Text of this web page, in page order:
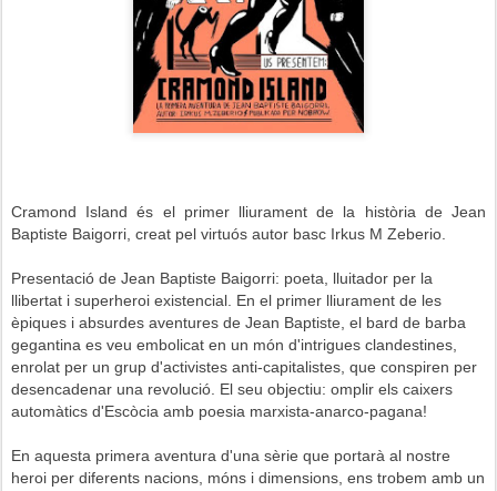
Cramond Island és el primer lliurament de la història de Jean
Baptiste Baigorri, creat pel virtuós autor basc Irkus M Zeberio.
Presentació de Jean Baptiste Baigorri: poeta, lluitador per la
llibertat i superheroi existencial. En el primer lliurament de les
èpiques i absurdes aventures de Jean Baptiste, el bard de barba
gegantina es veu embolicat en un món d'intrigues clandestines,
enrolat per un grup d'activistes anti-capitalistes, que conspiren per
desencadenar una revolució. El seu objectiu: omplir els caixers
automàtics d'Escòcia amb poesia marxista-anarco-pagana!
En aquesta primera aventura d'una sèrie que portarà al nostre
heroi per diferents nacions, móns i dimensions, ens trobem amb un